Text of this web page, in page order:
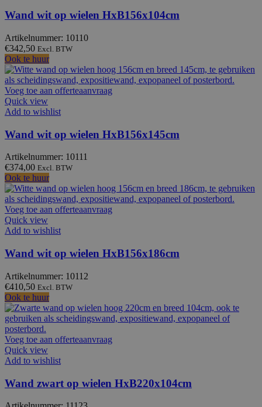
Wand wit op wielen HxB156x104cm
Artikelnummer: 10110
€342,50 Excl. BTW
Ook te huur
Voeg toe aan offerteaanvraag
Quick view
Add to wishlist
Wand wit op wielen HxB156x145cm
Artikelnummer: 10111
€374,00 Excl. BTW
Ook te huur
Voeg toe aan offerteaanvraag
Quick view
Add to wishlist
Wand wit op wielen HxB156x186cm
Artikelnummer: 10112
€410,50 Excl. BTW
Ook te huur
Voeg toe aan offerteaanvraag
Quick view
Add to wishlist
Wand zwart op wielen HxB220x104cm